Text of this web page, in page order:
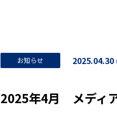
お知らせ 2025.04.30
2025年4月 メディ